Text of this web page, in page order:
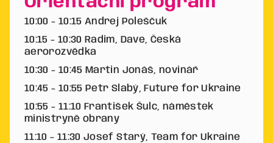
10:00 - 10:15 Andrej Poleščuk
10:15 - 10:30 Radim, Dave, Česká
aerorozvědka
10:30 - 10:45 Martin Jonáš, novinář
10:45 - 10:55 Petr Slabý, Future for Ukraine
10:55 - 11:10 František Šulc, náměstek
ministryně obrany
11:10 - 11:30 Josef Starý, Team for Ukraine